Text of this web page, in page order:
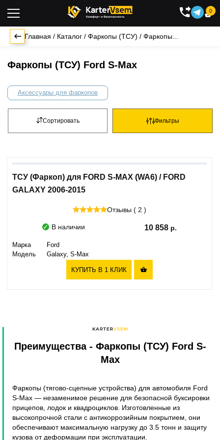

0
Главная / Каталог / Фаркопы (ТСУ) / Фаркопы...
Фаркопы (ТСУ) Ford S-Max
Аксессуары для фаркопов
Фильтры
Сортировать
ТСУ (Фаркоп) для FORD S-MAX (WA6) / FORD
GALAXY 2006-2015
Отзывы ( 2 )
В наличии 10 858
Марка
Ford
Модель
Galaxy, S-Max
КУПИТЬ В 1 КЛИК 
Преимущества- Фаркопы (ТСУ) Ford S-
Max
Фаркопы (тягово-сцепные устройства) для автомобиля Ford
S-Max — незаменимое решение для безопасной буксировки
прицепов, лодок и квадроциклов. Изготовленные из
высокопрочной стали с антикоррозийным покрытием, они
обеспечивают максимальную нагрузку до 3.5 тонн и защиту
кузова от деформации при эксплуатации.